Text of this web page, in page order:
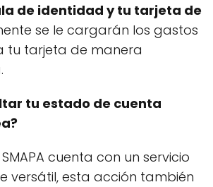
de identidad y tu tarjeta de
se le cargarán los gastos
tu tarjeta de manera
tu estado de cuenta
cuenta con un servicio
versátil, esta acción también